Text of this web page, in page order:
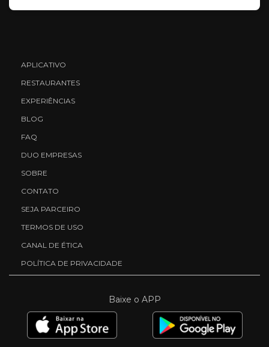
APLICATIVO
RESTAURANTES
EXPERIÊNCIAS
BLOG
FAQ
DUO EMPRESAS
SOBRE
CONTATO
SEJA PARCEIRO
TERMOS DE USO
CANAL DE ÉTICA
POLÍTICA DE PRIVACIDADE
Baixe o APP